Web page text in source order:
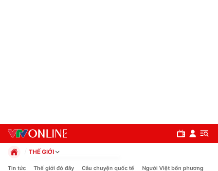
THẾ GIỚI
Chính trị
Tin tức Thế giới đó đây Câu chuyện quốc tế Người Việt bốn phương